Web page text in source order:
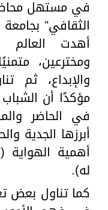
في مستهل
الثقافي"
أهدت العالم
ومخترعين،
والإبداع، ثم
مؤكدًا أن
في الحاضر
أبرزها الجدية
أهمية
له).
كما تناول بعض